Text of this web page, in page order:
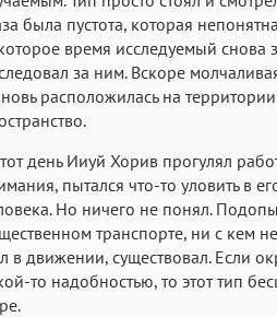
была пустота, которая
время исследуемый снова
за ним. Вскоре
расположилась на
день Ииуй Хорив прогулял
пытался что-то уловить в
Но ничего не понял.
транспорте, ни с кем
в движении, существовал. Если
то надобностью, то этот тип